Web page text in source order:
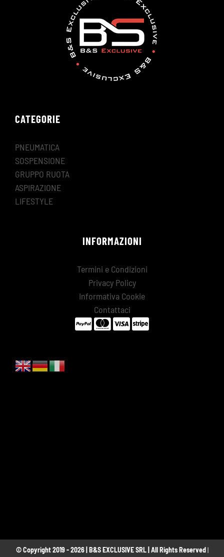
CATEGORIE
PNEUMATICA
SOSPENSIONE
GRUPPO RUOTA
ASPIRAZIONE
LIFESTYLE
INFORMAZIONI
Termini e Condizioni
Privacy Policy
Informativa Cookie
Contattaci
© Copyright 2019 - 2026 | B&S EXCLUSIVE SRL | All Rights Reserved|